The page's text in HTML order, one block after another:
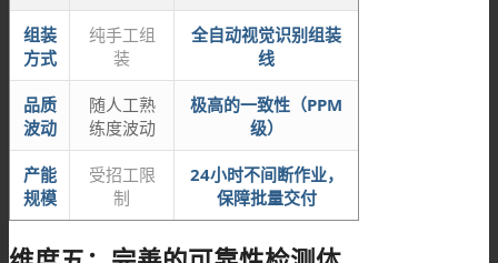
组装
方式
纯手工组
装
全自动视觉识别组装
线
品质
波动
随人工熟
练度波动
极高的一致性（PPM
级）
产能
规模
受招工限
制
24小时不间断作业，
保障批量交付